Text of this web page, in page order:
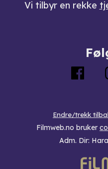
Vi tilbyr en rekke
Endre/trekk
Filmweb.no bruker
Adm. Dir: